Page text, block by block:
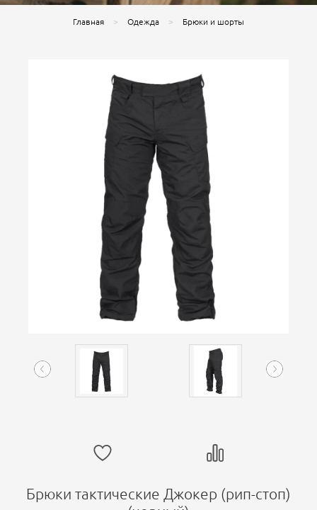
Главная Одежда Брюки и шорты
Брюки тактические Джокер (рип-стоп)